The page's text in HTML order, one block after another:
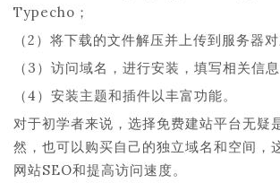
Typecho；
（2）将下载的文件解压并上传到服务器
（3）访问域名，进行安装，填写相关信息
（4）安装主题和插件以丰富功能。
对于初学者来说，选择免费建站平台无疑
然，也可以购买自己的独立域名和空间，
网站SEO和提高访问速度。